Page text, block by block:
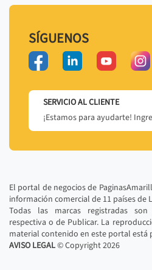
SÍGUENOS
SERVICIO AL CLIENTE
¡Estamos para ayudarte!
El portal de negocios de
información comercial de 11 países de
Todas las marcas registradas
respectiva o de Publicar. La
material contenido en este portal está
AVISO LEGAL© Copyright2026